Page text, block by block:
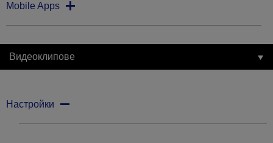
Mobile Apps
Видеоклипове
Настройки